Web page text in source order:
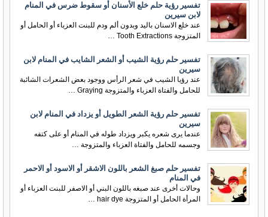
تفسير رؤية حلم خلع الأسنان أو سقوط ضرس في المنام
لابن سيرين
عند خلع الاسنان باليد وبدون ألم ودم للبنت العزباء أو الحامل أو
المتزوجة Tooth Extractions …
تفسير حلم رؤية الشيب أو الشعر الشايب في المنام لابن
سيرين
عند رؤيا الشيب في شعر الرأس ووجود بعض الشعرات الشائبة
للحامل والفتاة العزباء والمتزوجة Graying …
تفسير حلم رؤية الشعر الطويل أو يزداد في المنام لابن
سيرين
عندما يرى شعره يكبر ويزداد طوله في المنام أو على كتفه
وجسمه للحامل والفتاة العزباء والمتزوجة …
تفسير حلم صبغ الشعر باللون الاشقر أو الاسود أو الاحمر
في المنام
وحالات أخرى عند صبغه باللون البني أو الاصفر للبنت العزباء أو
المرأة الحامل أو المتزوجة hair dye …